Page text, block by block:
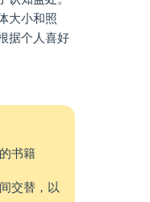
大小和照
据个人喜好
书籍
交替，以